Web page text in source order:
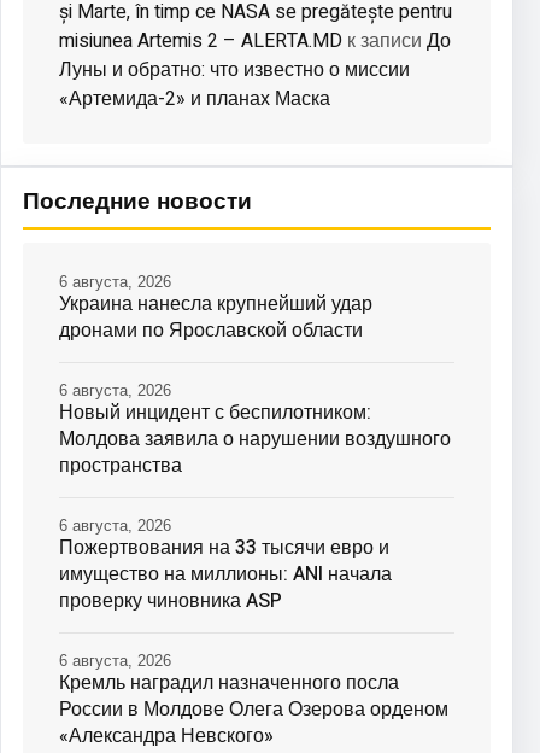
și Marte, în timp ce NASA se pregătește pentru
misiunea Artemis 2 – ALERTA.MD к записи До
Луны и обратно: что известно о миссии
«Артемида-2» и планах Маска
Последние новости
Украина нанесла крупнейший удар
дронами по Ярославской области
6 августа, 2026
Новый инцидент с беспилотником:
Молдова заявила о нарушении воздушного
пространства
6 августа, 2026
Пожертвования на 33 тысячи евро и
имущество на миллионы: ANI начала
проверку чиновника ASP
6 августа, 2026
Кремль наградил назначенного посла
России в Молдове Олега Озерова орденом
«Александра Невского»
6 августа, 2026